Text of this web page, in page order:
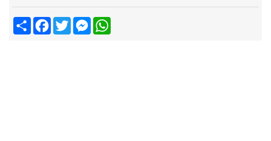
ShareFacebook
TwitterMessenger